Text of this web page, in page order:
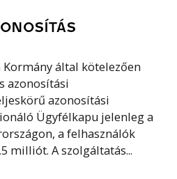
által kötelezően
azonosítási
azonosítási
Ügyfélkapu jelenleg a
a felhasználók
milliót. A szolgáltatás...